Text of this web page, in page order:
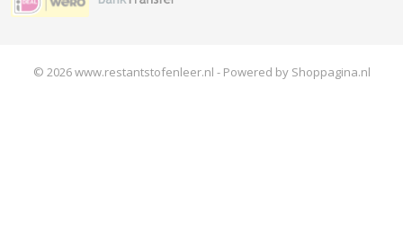
© 2026 www.restantstofenleer.nl - Powered by Shoppagina.nl